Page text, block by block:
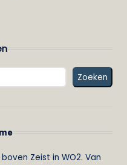
Zoeken
Zeist in WO2. Van